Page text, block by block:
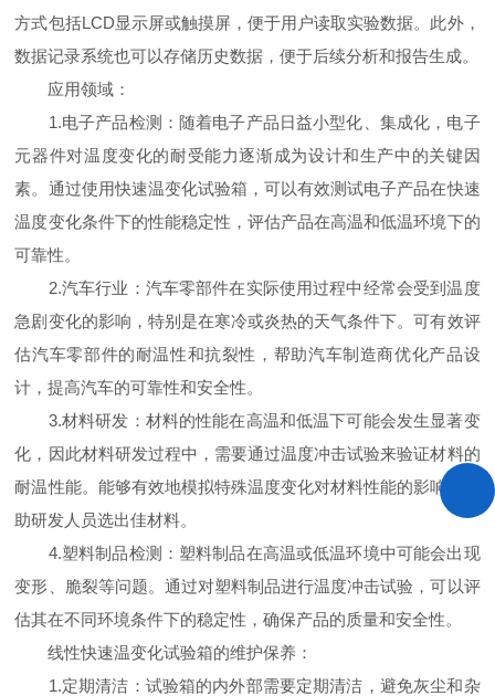
方式包括LCD显示屏或触摸屏，便于用户读取实验数据。此外，
数据记录系统也可以存储历史数据，便于后续分析和报告生成。
应用领域：
1.电子产品检测：随着电子产品日益小型化、集成化，电子
元器件对温度变化的耐受能力逐渐成为设计和生产中的关键因
素。通过使用快速温变化试验箱，可以有效测试电子产品在快速
温度变化条件下的性能稳定性，评估产品在高温和低温环境下的
可靠性。
2.汽车行业：汽车零部件在实际使用过程中经常会受到温度
急剧变化的影响，特别是在寒冷或炎热的天气条件下。可有效评
估汽车零部件的耐温性和抗裂性，帮助汽车制造商优化产品设
计，提高汽车的可靠性和安全性。
3.材料研发：材料的性能在高温和低温下可能会发生显著变
化，因此材料研发过程中，需要通过温度冲击试验来验证材料的
耐温性能。能够有效地模拟特殊温度变化对材料性能的影响，帮
助研发人员选出佳材料。
4.塑料制品检测：塑料制品在高温或低温环境中可能会出现
变形、脆裂等问题。通过对塑料制品进行温度冲击试验，可以评
估其在不同环境条件下的稳定性，确保产品的质量和安全性。
线性快速温变化试验箱的维护保养：
1.定期清洁：试验箱的内外部需要定期清洁，避免灰尘和杂